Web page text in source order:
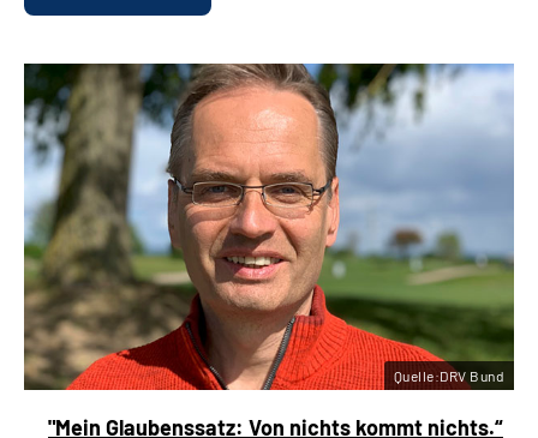
"Mein Glaubenssatz: Von nichts kommt nichts.“
Quelle:DRV Bund